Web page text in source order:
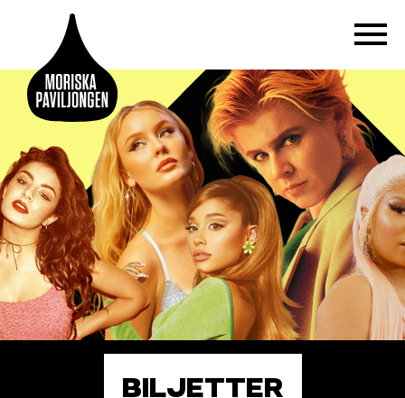
BILJETTER